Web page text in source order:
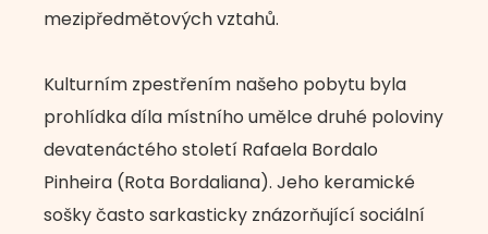
mezipředmětových vztahů.
Kulturním zpestřením našeho pobytu byla
prohlídka díla místního umělce druhé poloviny
devatenáctého století Rafaela Bordalo
Pinheira (Rota Bordaliana). Jeho keramické
sošky často sarkasticky znázorňující sociální